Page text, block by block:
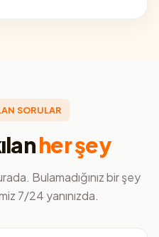
SORULAR
her şey
Bulamadığınız bir şey
7/24 yanınızda.